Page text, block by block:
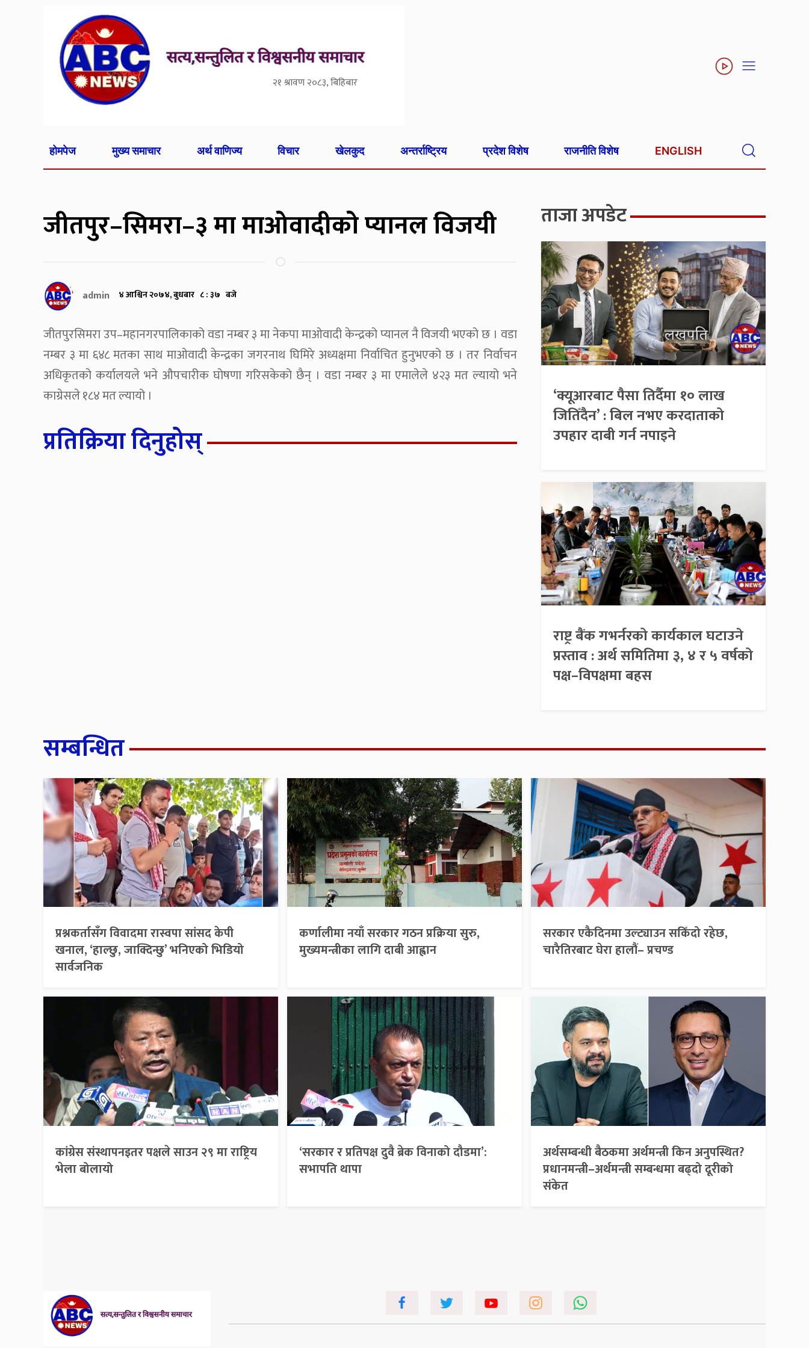
२१ श्रावण २०८३, बिहिबार
होमपेज मुख्य समाचार अर्थ वाणिज्य विचार खेलकुद अन्तर्राष्ट्रिय प्रदेश विशेष राजनीति विशेष ENGLISH
जीतपुर–सिमरा–३ मा माओवादीको प्यानल विजयी
admin ४ आश्विन २०७४, बुधबार ८ : ३७ बजे
जीतपुरसिमरा उप–महानगरपालिकाको वडा नम्बर ३ मा नेकपा माओवादी केन्द्रको प्यानल नै विजयी भएको छ । वडा
नम्बर ३ मा ६४८ मतका साथ माओवादी केन्द्रका जगरनाथ घिमिरे अध्यक्षमा निर्वाचित हुनुभएको छ । तर निर्वाचन
अधिकृतको कर्यालयले भने औपचारीक घोषणा गरिसकेको छैन् । वडा नम्बर ३ मा एमालेले ४२३ मत ल्यायो भने
काग्रेसले १८४ मत ल्यायो ।
प्रतिक्रिया दिनुहोस्
ताजा अपडेट
‘क्यूआरबाट पैसा तिर्दैमा १० लाख
जितिँदैन’ : बिल नभए करदाताको
उपहार दाबी गर्न नपाइने
राष्ट्र बैंक गभर्नरको कार्यकाल घटाउने
प्रस्ताव : अर्थ समितिमा ३, ४ र ५ वर्षको
पक्ष–विपक्षमा बहस
सम्बन्धित
प्रश्नकर्तासँग विवादमा रास्वपा सांसद केपी
खनाल, ‘हाल्छु, जाक्दिन्छु’ भनिएको भिडियो
सार्वजनिक
कर्णालीमा नयाँ सरकार गठन प्रक्रिया सुरु,
मुख्यमन्त्रीका लागि दाबी आह्वान
सरकार एकैदिनमा उल्ट्याउन सकिँदो रहेछ,
चारैतिरबाट घेरा हालौं– प्रचण्ड
कांग्रेस संस्थापनइतर पक्षले साउन २९ मा राष्ट्रिय
भेला बोलायो
‘सरकार र प्रतिपक्ष दुवै ब्रेक विनाको दौडमा’:
सभापति थापा
अर्थसम्बन्धी बैठकमा अर्थमन्त्री किन अनुपस्थित?
प्रधानमन्त्री–अर्थमन्त्री सम्बन्धमा बढ्दो दूरीको
संकेत